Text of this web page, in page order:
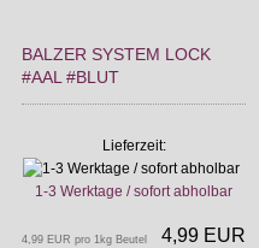
BALZER SYSTEM LOCK
#AAL #BLUT
Lieferzeit:
1-3 Werktage / sofort abholbar
4,99 EUR
4,99 EUR pro 1kg Beutel